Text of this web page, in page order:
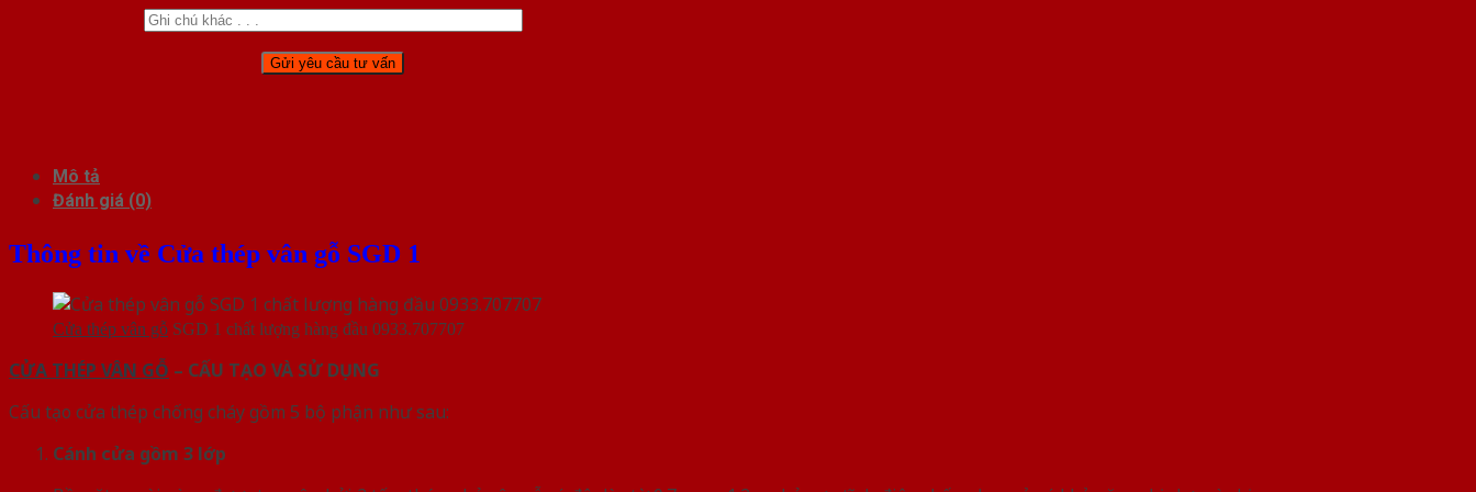
Mô tả
Đánh giá (0)
Thông tin về Cửa thép vân gỗ SGD 1
Cửa thép vân gỗ SGD 1 chất lượng hàng đầu 0933.707707
CỬA THÉP VÂN GỖ – CẤU TẠO VÀ SỬ DỤNG
Cấu tạo cửa thép chống cháy gồm 5 bộ phận như sau:
Cánh cửa gồm 3 lớp